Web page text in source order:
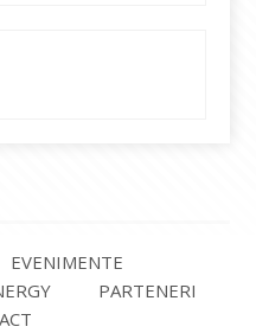
EVENIMENTE
PARTENERI